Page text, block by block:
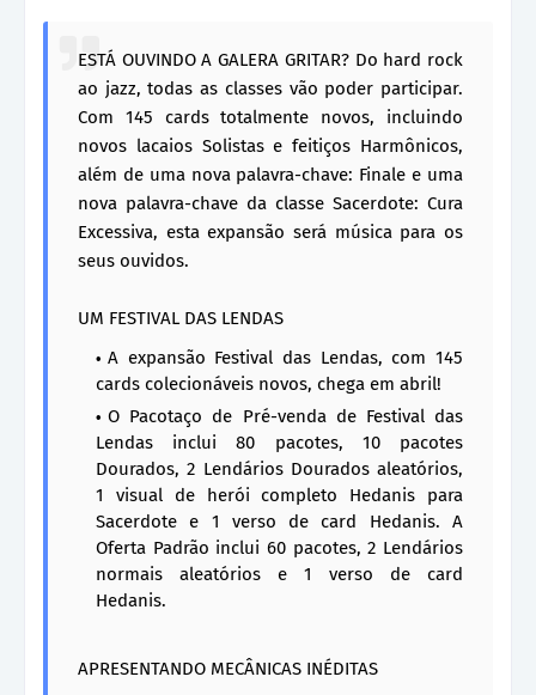
ESTÁ OUVINDO A GALERA GRITAR? Do hard rock
ao jazz, todas as classes vão poder participar.
Com 145 cards totalmente novos, incluindo
novos lacaios Solistas e feitiços Harmônicos,
além de uma nova palavra-chave: Finale e uma
nova palavra-chave da classe Sacerdote: Cura
Excessiva, esta expansão será música para os
seus ouvidos.
UM FESTIVAL DAS LENDAS
A expansão Festival das Lendas, com 145
cards colecionáveis novos, chega em abril!
O Pacotaço de Pré-venda de Festival das
Lendas inclui 80 pacotes, 10 pacotes
Dourados, 2 Lendários Dourados aleatórios,
1 visual de herói completo Hedanis para
Sacerdote e 1 verso de card Hedanis. A
Oferta Padrão inclui 60 pacotes, 2 Lendários
normais aleatórios e 1 verso de card
Hedanis.
APRESENTANDO MECÂNICAS INÉDITAS